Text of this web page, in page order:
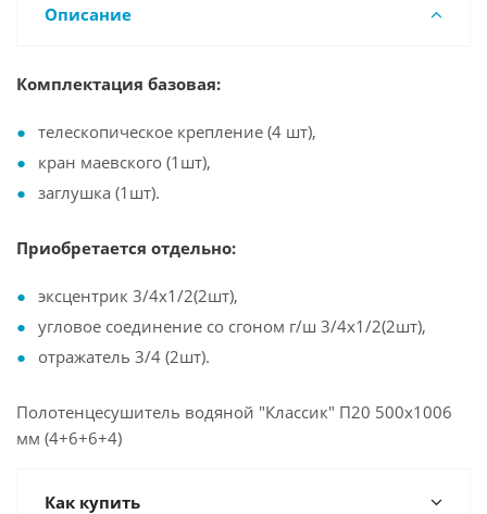
Описание
Комплектация базовая:
телескопическое крепление (4 шт),
кран маевского (1шт),
заглушка (1шт).
Приобретается отдельно:
эксцентрик 3/4х1/2(2шт),
угловое соединение со сгоном г/ш 3/4х1/2(2шт),
отражатель 3/4 (2шт).
Полотенцесушитель водяной "Классик" П20 500х1006
мм (4+6+6+4)
Как купить